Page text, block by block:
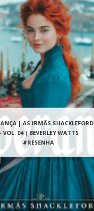
| AS IRMÃS SHACKLEFORD
VOL. 04 | BEVERLEY WATTS
#RESENHA